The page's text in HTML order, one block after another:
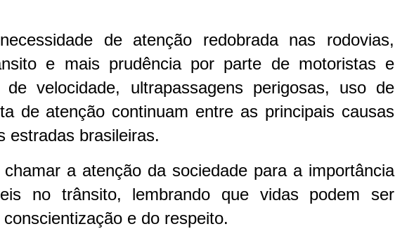
de atenção redobrada nas rodovias,
e mais prudência por parte de motoristas e
de velocidade, ultrapassagens perigosas, uso de
de atenção continuam entre as principais causas
estradas brasileiras.
a atenção da sociedade para a importância
no trânsito, lembrando que vidas podem ser
e do respeito.